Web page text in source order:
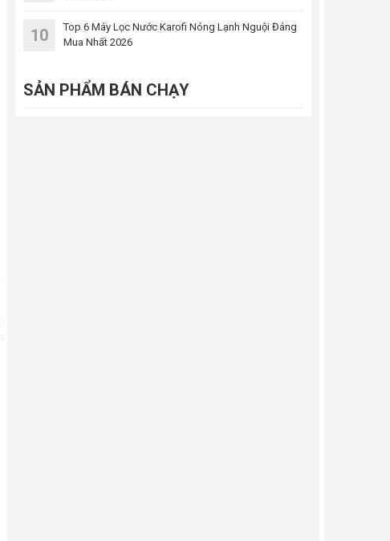
10
Top 6 Máy Lọc Nước Karofi Nóng Lạnh Nguội Đáng
Mua Nhất 2026
SẢN PHẨM BÁN CHẠY